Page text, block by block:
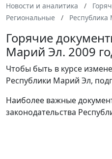
Новости и аналитика
Региональные
Горячие
Марий Эл. 2009
Чтобы быть в курсе
Республики Марий Эл,
Наиболее важные
законодательства